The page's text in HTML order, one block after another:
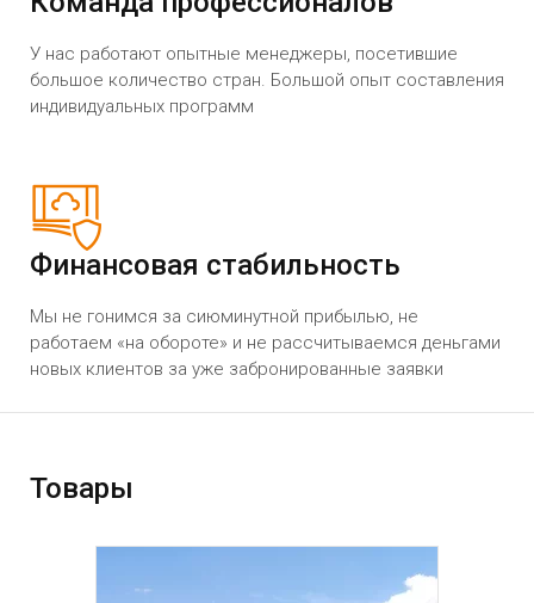
У нас работают опытные менеджеры, посетившие
большое количество стран. Большой опыт составления
индивидуальных программ
Финансовая стабильность
Мы не гонимся за сиюминутной прибылью, не
работаем «на обороте» и не рассчитываемся деньгами
новых клиентов за уже забронированные заявки
Товары